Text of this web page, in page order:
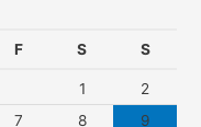
F S S
1
2
7 8
9